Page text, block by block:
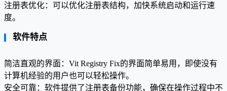
注册表优化：可以优化注册表结构，加快系统启动和运行速
度。
软件特点
简洁直观的界面：Vit Registry Fix的界面简单易用，即使没有
计算机经验的用户也可以轻松操作。
安全可靠：软件提供了注册表备份功能，确保在操作过程中不